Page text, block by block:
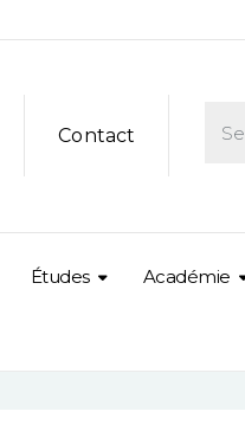
Contact
Études Académie